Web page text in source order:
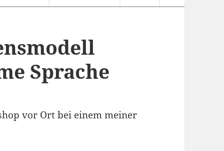
Sprache
vor Ort bei einem meiner